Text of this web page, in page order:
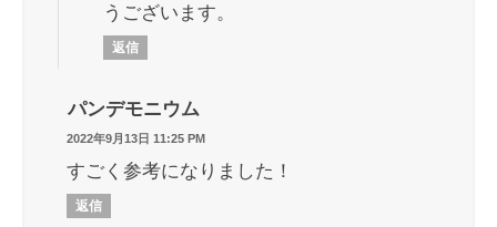
うございます。
返信
パンデモニウム
2022年9月13日 11:25 PM
すごく参考になりました！
返信